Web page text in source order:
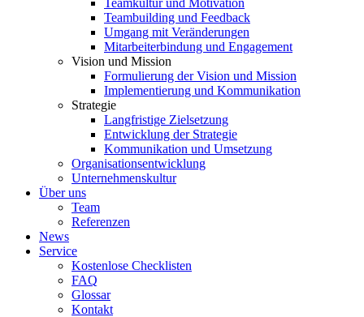
Teambuilding und Feedback
Umgang mit Veränderungen
Mitarbeiterbindung und Engagement
Vision und Mission
Formulierung der Vision und Mission
Implementierung und Kommunikation
Strategie
Langfristige Zielsetzung
Entwicklung der Strategie
Kommunikation und Umsetzung
Organisationsentwicklung
Unternehmenskultur
Über uns
Team
Referenzen
News
Service
Kostenlose Checklisten
FAQ
Glossar
Kontakt